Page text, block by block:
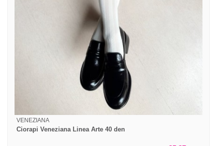
VENEZIANA
Ciorapi Veneziana Linea Arte 40 den